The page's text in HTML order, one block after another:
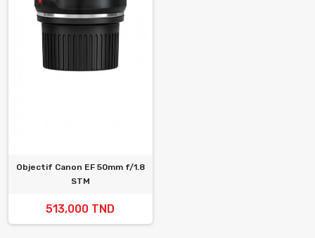
Objectif Canon EF 50mm f/1.8
STM
513,000 TND